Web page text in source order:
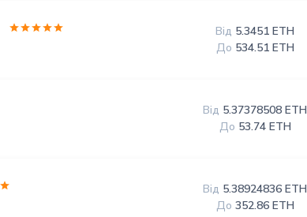
Від 5.3451 ETH
До 534.51 ETH
Від 5.37378508 ETH
До 53.74 ETH
Від 5.38924836 ETH
До 352.86 ETH